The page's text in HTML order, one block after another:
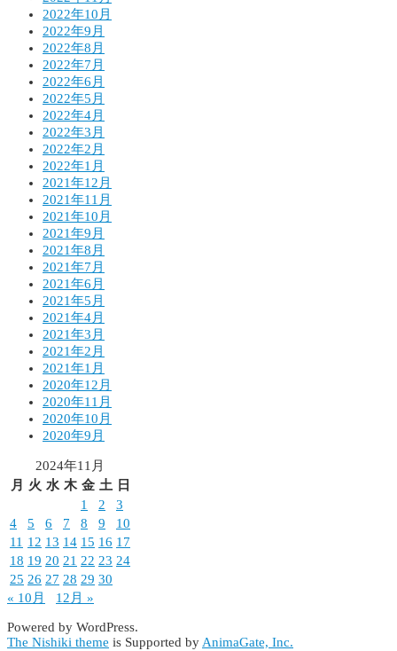
2022年10月
2022年9月
2022年8月
2022年7月
2022年6月
2022年5月
2022年4月
2022年3月
2022年2月
2022年1月
2021年12月
2021年11月
2021年10月
2021年9月
2021年8月
2021年7月
2021年6月
2021年5月
2021年4月
2021年3月
2021年2月
2021年1月
2020年12月
2020年11月
2020年10月
2020年9月
2024年11月
月
火 水 木 金 土
日
1
2
3
4
5 6 7 8 9
10
11 12 13 14 15 16 17
18 19 20 21 22 23 24
25 26 27 28 29 30
« 10月
12月 »
Powered by WordPress.
The Nishiki theme is Supported by AnimaGate, Inc.